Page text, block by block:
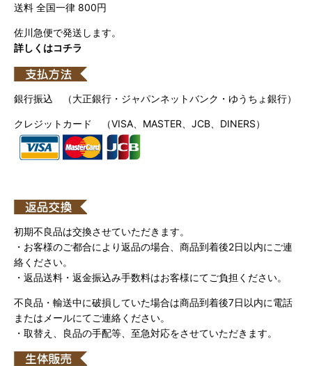
送料 全国一律 800円
佐川急便で発送します。
詳しくはコチラ
銀行振込 （大正銀行・ジャパンネットバンク・ゆうちょ銀行）
クレジットカード （VISA、MASTER、JCB、DINERS）
初期不良品は交換させていただきます。
・お客様のご都合により返品の場合、商品到着後2日以内にご連
絡ください。
・返品送料・返金振込み手数料はお客様にてご負担ください。
不良品・輸送中に破損していた場合は商品到着後7日以内に電話
またはメールにてご連絡ください。
・取替え、良品の手配等、至急対応をさせていただきます。